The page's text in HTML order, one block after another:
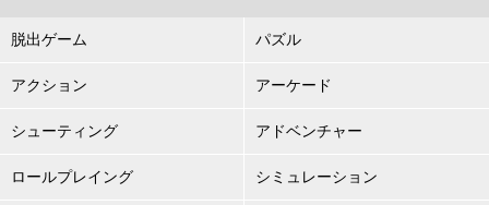
脱出ゲーム パズル
アクション アーケード
シューティング アドベンチャー
ロールプレイング シミュレーション